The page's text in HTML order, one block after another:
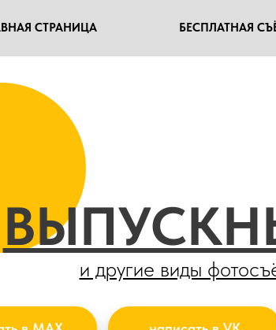
СТРАНИЦА БЕСПЛАТНАЯ
и другие виды